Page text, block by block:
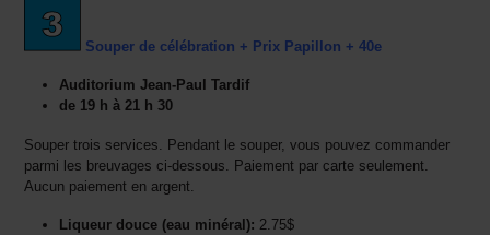
Souper de célébration + Prix Papillon + 40e
Auditorium Jean-Paul Tardif
de 19 h à 21 h 30
Souper trois services.
Pendant le souper, vous pouvez commander
parmi les breuvages ci-dessous. Paiement par carte seulement.
Aucun paiement en argent.
Liqueur douce (eau minéral): 2.75$